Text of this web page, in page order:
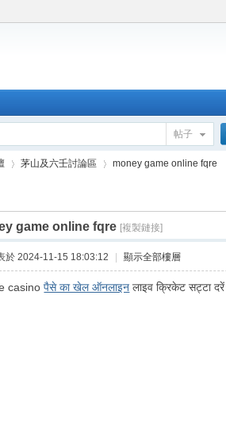
帖子
›
茅山及六壬討論區
›
money game online fqre
game online fqre [複製鏈接]
於 2024-11-15 18:03:12 顯示全部樓層
casinoपैसे का खेल ऑनलाइन लाइव क्रिकेट सट्टा दरें